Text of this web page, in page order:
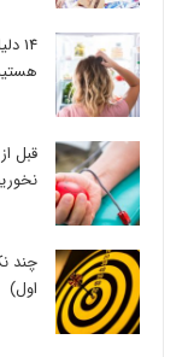
قبل
چند
اول)